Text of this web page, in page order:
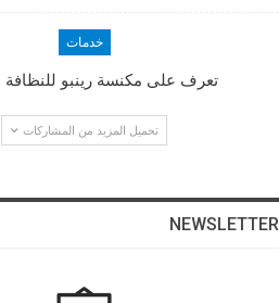
خدمات
تعرف على مكنسة رينبو للنظافة
تحميل المزيد من المشاركات
NEWSLETTER